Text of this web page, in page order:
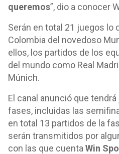
queremos”, dio a conocer
Serán en total 21 juegos lo
Colombia del novedoso
ellos, los partidos de los
del mundo como Real
Múnich.
El canal anunció que
fases, incluidas las
en total 13 partidos de la
serán transmitidos por
con las que cuenta Win